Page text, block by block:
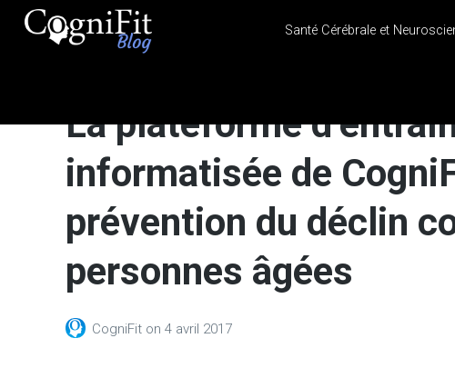
Health
News
Brain Training, Mental
Santé Cérébrale et
La plateforme
informatisée de
prévention du déclin
personnes âgées
CogniFit on 4 avril 2017